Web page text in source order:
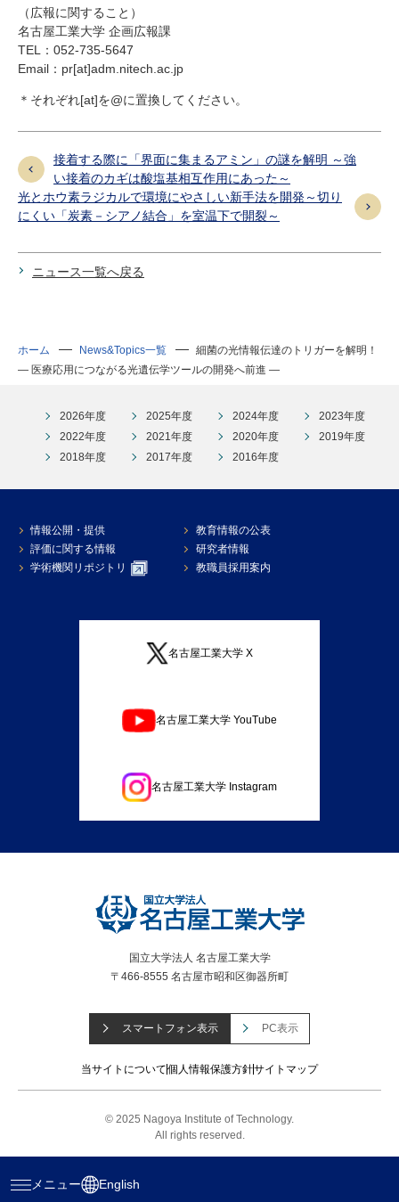
メニュー English
（広報に関すること）
名古屋工業大学 企画広報課
TEL：052-735-5647
Email：pr[at]adm.nitech.ac.jp
＊それぞれ[at]を@に置換してください。
接着する際に「界面に集まるアミン」の謎を解明 ～強
い接着のカギは酸塩基相互作用にあった～
光とホウ素ラジカルで環境にやさしい新手法を開発～切り
にくい「炭素－シアノ結合」を室温下で開裂～
ニュース一覧へ戻る
ホーム News&Topics一覧
細菌の光情報伝達のトリガーを解明！
― 医療応用につながる光遺伝学ツールの開発へ前進 ―
2026年度 2025年度 2024年度
2023年度
2022年度
2021年度 2020年度
2019年度
2018年度
2017年度 2016年度
情報公開・提供
教育情報の公表
評価に関する情報
研究者情報
学術機関リポジトリ
教職員採用案内
名古屋工業大学 X
名古屋工業大学 YouTube
名古屋工業大学 Instagram
国立大学法人 名古屋工業大学
〒466-8555 名古屋市昭和区御器所町
スマートフォン表示 PC表示
当サイトについて個人情報保護方針サイトマップ
© 2025 Nagoya Institute of Technology.
All rights reserved.